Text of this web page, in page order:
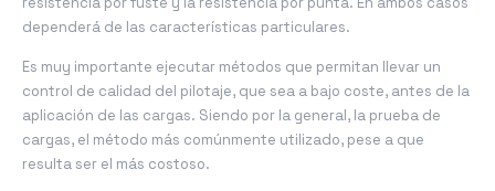
dependerá de las características particulares.
Es muy importante ejecutar métodos que permitan llevar un
control de calidad del pilotaje, que sea a bajo coste, antes de la
aplicación de las cargas. Siendo por la general, la prueba de
cargas, el método más comúnmente utilizado, pese a que
resulta ser el más costoso.